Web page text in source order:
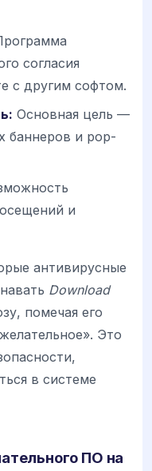
согласия
с другим софтом.
Основная цель —
баннеров и pop-
и
антивирусные
Download
помечая его
Это
в системе
ПО на